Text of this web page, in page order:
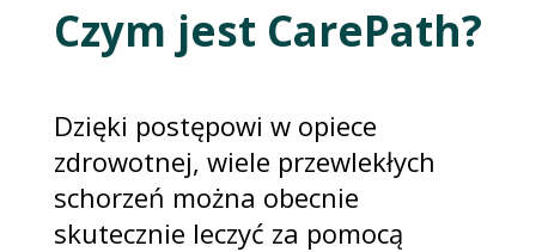
Czym jest CarePath?
Dzięki postępowi w opiece
zdrowotnej, wiele przewlekłych
schorzeń można obecnie
skutecznie leczyć za pomocą